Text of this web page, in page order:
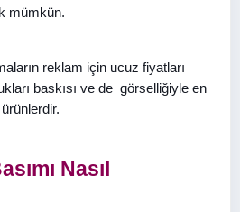
mümkün.
reklam için ucuz fiyatları
baskısı ve de görselliğiyle en
Nasıl